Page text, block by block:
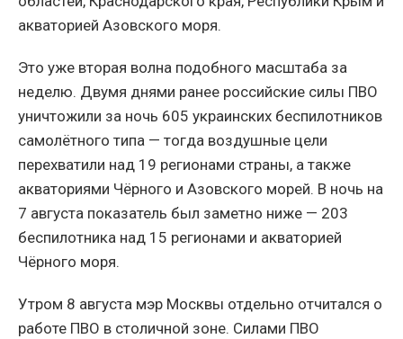
акваторией Азовского моря.
Это уже вторая волна подобного масштаба за
неделю. Двумя днями ранее российские силы ПВО
уничтожили за ночь 605 украинских беспилотников
самолётного типа — тогда воздушные цели
перехватили над 19 регионами страны, а также
акваториями Чёрного и Азовского морей. В ночь на
7 августа показатель был заметно ниже — 203
беспилотника над 15 регионами и акваторией
Чёрного моря.
Утром 8 августа мэр Москвы отдельно отчитался о
работе ПВО в столичной зоне. Силами ПВО